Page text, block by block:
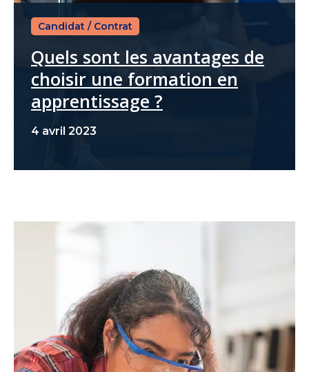
Candidat / Contrat
Quels sont les avantages de
choisir une formation en
apprentissage ?
4 avril 2023